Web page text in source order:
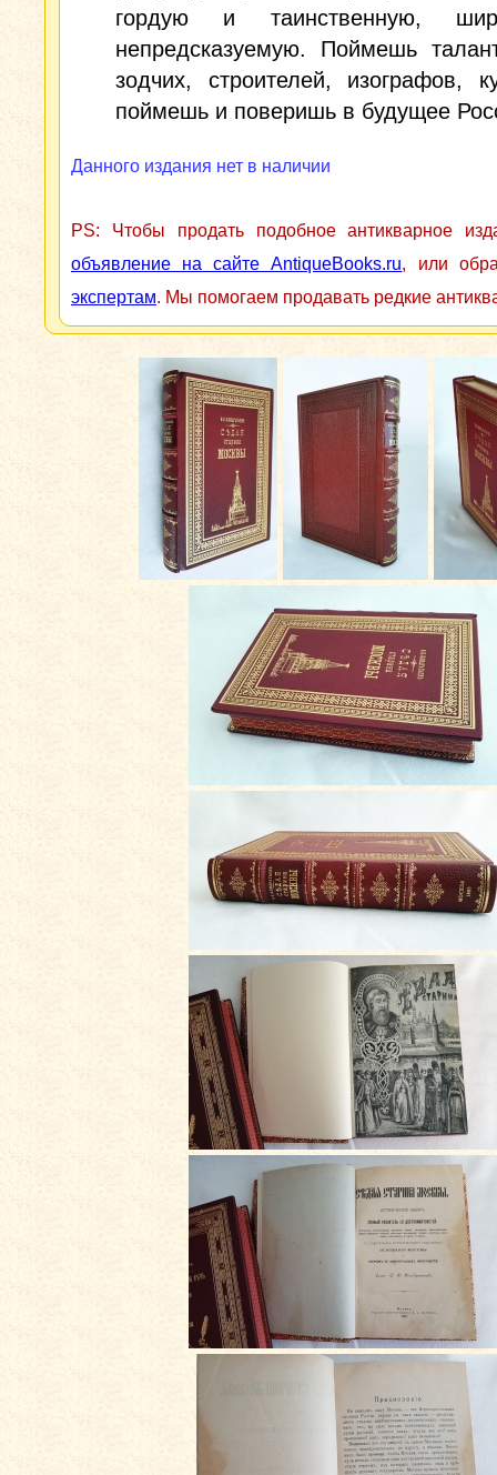
гордую и таинственную,
непредсказуемую. Поймешь
зодчих, строителей, изографов,
поймешь и поверишь в будущее
Данного издания нет в наличии
PS: Чтобы продать подобное антикварное
объявление на сайте AntiqueBooks.ru, или
экспертам. Мы помогаем продавать редкие